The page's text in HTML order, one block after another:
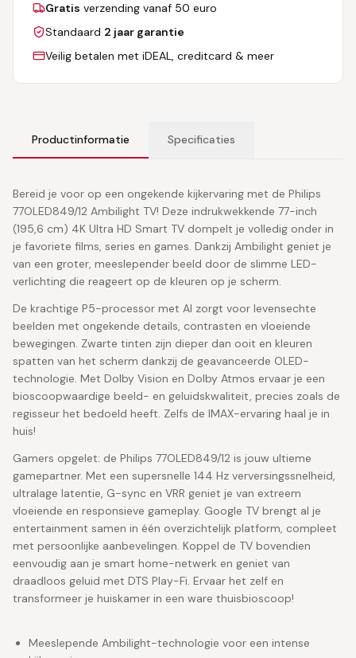
Gratis verzending vanaf 50 euro
Standaard 2 jaar garantie
Veilig betalen met iDEAL, creditcard & meer
Productinformatie Specificaties
Bereid je voor op een ongekende kijkervaring met de Philips
77OLED849/12 Ambilight TV! Deze indrukwekkende 77-inch
(195,6 cm) 4K Ultra HD Smart TV dompelt je volledig onder in
je favoriete films, series en games. Dankzij Ambilight geniet je
van een groter, meeslepender beeld door de slimme LED-
verlichting die reageert op de kleuren op je scherm.
De krachtige P5-processor met AI zorgt voor levensechte
beelden met ongekende details, contrasten en vloeiende
bewegingen. Zwarte tinten zijn dieper dan ooit en kleuren
spatten van het scherm dankzij de geavanceerde OLED-
technologie. Met Dolby Vision en Dolby Atmos ervaar je een
bioscoopwaardige beeld- en geluidskwaliteit, precies zoals de
regisseur het bedoeld heeft. Zelfs de IMAX-ervaring haal je in
huis!
Gamers opgelet: de Philips 77OLED849/12 is jouw ultieme
gamepartner. Met een supersnelle 144 Hz verversingssnelheid,
ultralage latentie, G-sync en VRR geniet je van extreem
vloeiende en responsieve gameplay. Google TV brengt al je
entertainment samen in één overzichtelijk platform, compleet
met persoonlijke aanbevelingen. Koppel de TV bovendien
eenvoudig aan je smart home-netwerk en geniet van
draadloos geluid met DTS Play-Fi. Ervaar het zelf en
transformeer je huiskamer in een ware thuisbioscoop!
Meeslepende Ambilight-technologie voor een intense